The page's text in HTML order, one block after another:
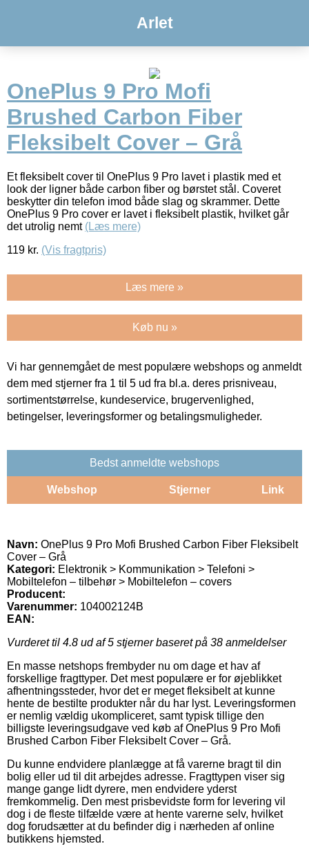
Arlet
OnePlus 9 Pro Mofi
Brushed Carbon Fiber
Fleksibelt Cover – Grå
Et fleksibelt cover til OnePlus 9 Pro lavet i plastik med et
look der ligner både carbon fiber og børstet stål. Coveret
beskytter din telefon imod både slag og skrammer. Dette
OnePlus 9 Pro cover er lavet i fleksibelt plastik, hvilket går
det utrolig nemt (Læs mere)
119 kr. (Vis fragtpris)
Læs mere »
Køb nu »
Vi har gennemgået de mest populære webshops og anmeldt
dem med stjerner fra 1 til 5 ud fra bl.a. deres prisniveau,
sortimentstørrelse, kundeservice, brugervenlighed,
betingelser, leveringsformer og betalingsmuligheder.
Bedst anmeldte webshops
Webshop Stjerner Link
Navn: OnePlus 9 Pro Mofi Brushed Carbon Fiber Fleksibelt
Cover – Grå
Kategori: Elektronik > Kommunikation > Telefoni >
Mobiltelefon – tilbehør > Mobiltelefon – covers
Producent:
Varenummer: 104002124B
EAN:
Vurderet til 4.8 ud af 5 stjerner baseret på 38 anmeldelser
En masse netshops frembyder nu om dage et hav af
forskellige fragttyper. Det mest populære er for øjeblikket
afhentningssteder, hvor det er meget fleksibelt at kunne
hente de bestilte produkter når du har lyst. Leveringsformen
er nemlig vældig ukompliceret, samt typisk tillige den
billigste leveringsudgave ved køb af OnePlus 9 Pro Mofi
Brushed Carbon Fiber Fleksibelt Cover – Grå.
Du kunne endvidere planlægge at få varerne bragt til din
bolig eller ud til dit arbejdes adresse. Fragttypen viser sig
mange gange lidt dyrere, men endvidere yderst
fremkommelig. Den mest prisbevidste form for levering vil
dog i de fleste tilfælde være at hente varerne selv, hvilket
dog forudsætter at du befinder dig i nærheden af online
butikkens hjemsted.